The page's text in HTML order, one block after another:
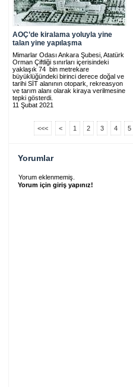
AOÇ’de kiralama yoluyla yine
talan yine yapılaşma
Mimarlar Odası Ankara Şubesi, Atatürk
Orman Çiftliği sınırları içerisindeki
yaklaşık 74 bin metrekare
büyüklüğündeki birinci derece doğal ve
tarihi SİT alanının otopark, rekreasyon
ve tarım alanı olarak kiraya verilmesine
tepki gösterdi.
11 Şubat 2021
<<< < 1 2 3 4 5
Yorumlar
Yorum eklenmemiş.
Yorum için giriş yapınız!